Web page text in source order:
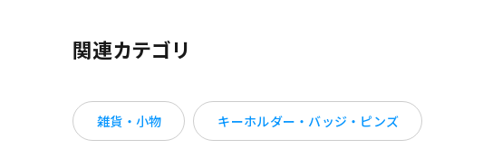
関連カテゴリ
雑貨・小物 キーホルダー・バッジ・ピンズ